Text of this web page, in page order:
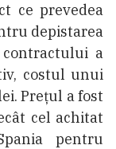
ce prevedea
depistarea
contractului a
costul unui
Prețul a fost
cel achitat
pentru